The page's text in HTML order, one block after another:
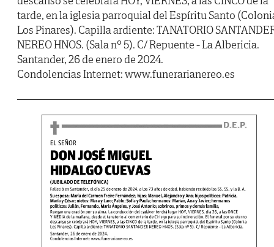
tarde, en la iglesia parroquial del Espíritu Santo
Los Pinares). Capilla ardiente: TANATORIO
NEREO HNOS. (Sala nº 5). C/ Repuente - La Albericia.
Santander, 26 de enero de 2024.
Condolencias Internet: www.funerarianereo.es